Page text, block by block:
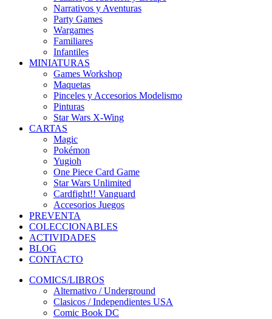
Narrativos y Aventuras
Party Games
Wargames
Familiares
Infantiles
MINIATURAS
Games Workshop
Maquetas
Pinceles y Accesorios Modelismo
Pinturas
Star Wars X-Wing
CARTAS
Magic
Pokémon
Yugioh
One Piece Card Game
Star Wars Unlimited
Cardfight!! Vanguard
Accesorios Juegos
PREVENTA
COLECCIONABLES
ACTIVIDADES
BLOG
CONTACTO
COMICS/LIBROS
Alternativo / Underground
Clasicos / Independientes USA
Comic Book DC